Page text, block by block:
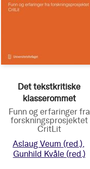
Det tekstkritiske
klasserommet
Funn og erfaringer fra
forskningsprosjektet
CritLit
Aslaug Veum (red.)
Gunhild Kvåle (red.)